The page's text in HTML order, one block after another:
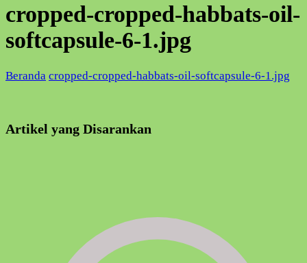
cropped-cropped-habbats-oil-
softcapsule-6-1.jpg
Beranda cropped-cropped-habbats-oil-softcapsule-6-1.jpg
Artikel yang Disarankan